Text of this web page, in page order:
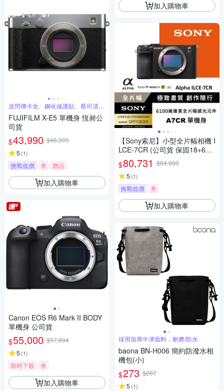
送閃傳卡盒、鋼化保護貼、蔡司清潔
噴霧組
FUJIFILM X-E5 單機身 恆昶公
司貨
$43,990 $46,305
5 (1)
挑戰低價 券 贈品
加入購物車
Canon EOS R6 Mark II BODY
單機身 公司貨
$55,000 $57,894
5 (1)
限時下殺 券
加入購物車
加入購物車
【Sony索尼】小型全片幅相機 I
LCE-7CR (公司貨 保固18+6個
月) A7CR
$80,731 $84,980
5 (1)
挑戰低價 券
加入購物車
採用加厚牛津面料，耐磨/防水
baona BN-H006 簡約防潑水相
機包(小)
$273 $287
5 (1)